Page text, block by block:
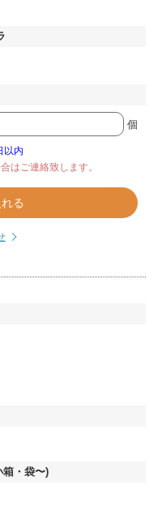
個
以内
はご連絡致します。
る